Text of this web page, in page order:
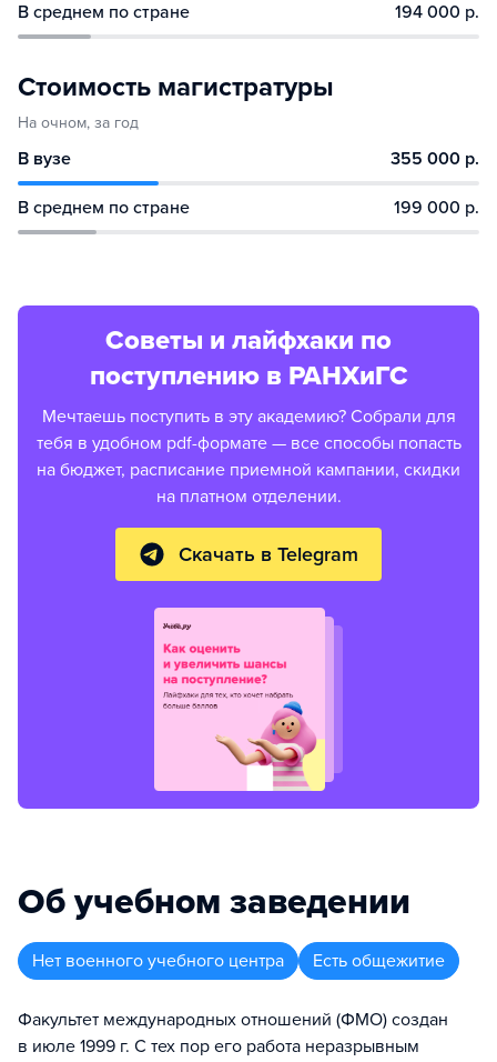
В среднем по стране 194 000 р.
Стоимость магистратуры
На очном, за год
В вузе 355 000 р.
В среднем по стране 199 000 р.
Советы и лайфхаки по
поступлению в РАНХиГС
Мечтаешь поступить в эту академию? Собрали для
тебя в удобном pdf-формате — все способы попасть
на бюджет, расписание приемной кампании, скидки
на платном отделении.
Скачать в Telegram
Об учебном заведении
Нет военного учебного центра Есть общежитие
Факультет международных отношений (ФМО) создан
в июле 1999 г. С тех пор его работа неразрывным